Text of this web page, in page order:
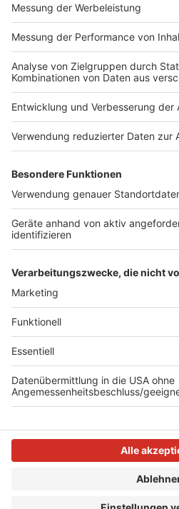
Hört hier das komplette
Anzeige
Unsere Faktenchecks zu
Wahlkampfthemen
Zu den Themen Klima,
Wohnungsnot und Fake News
Faktenchecks zur
notwendigen Quellen, die wir
verwendet haben, findet ihr im
Anzeige